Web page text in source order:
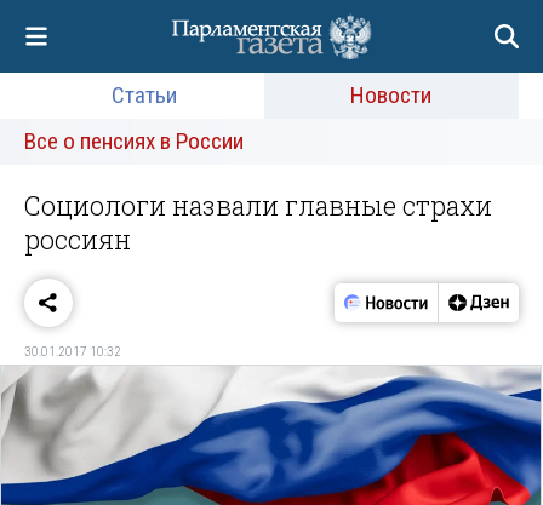
Статьи
Новости
Все о пенсиях в России
Социологи назвали главные страхи
россиян
30.01.2017 10:32